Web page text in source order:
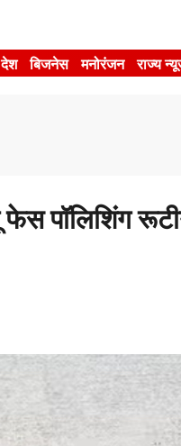
देश बिजनेस मनोरंजन राज्य
रूटीन